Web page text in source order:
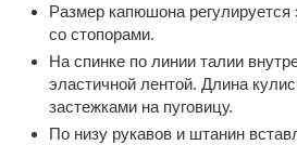
Размер капюшона
со стопорами.
На спинке по линии талии
эластичной лентой. Длина
застежками на пуговицу.
По низу рукавов и штанин